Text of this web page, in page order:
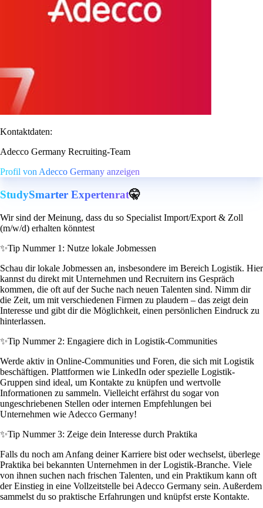
Kontaktdaten:
Adecco Germany Recruiting-Team
Profil von Adecco Germany anzeigen
StudySmarter Expertenrat🤫
Wir sind der Meinung, dass du so Specialist Import/Export & Zoll
(m/w/d) erhalten könntest
✨Tip Nummer 1: Nutze lokale Jobmessen
Schau dir lokale Jobmessen an, insbesondere im Bereich Logistik. Hier
kannst du direkt mit Unternehmen und Recruitern ins Gespräch
kommen, die oft auf der Suche nach neuen Talenten sind. Nimm dir
die Zeit, um mit verschiedenen Firmen zu plaudern – das zeigt dein
Interesse und gibt dir die Möglichkeit, einen persönlichen Eindruck zu
hinterlassen.
✨Tip Nummer 2: Engagiere dich in Logistik-Communities
Werde aktiv in Online-Communities und Foren, die sich mit Logistik
beschäftigen. Plattformen wie LinkedIn oder spezielle Logistik-
Gruppen sind ideal, um Kontakte zu knüpfen und wertvolle
Informationen zu sammeln. Vielleicht erfährst du sogar von
ungeschriebenen Stellen oder internen Empfehlungen bei
Unternehmen wie Adecco Germany!
✨Tip Nummer 3: Zeige dein Interesse durch Praktika
Falls du noch am Anfang deiner Karriere bist oder wechselst, überlege
Praktika bei bekannten Unternehmen in der Logistik-Branche. Viele
von ihnen suchen nach frischen Talenten, und ein Praktikum kann oft
der Einstieg in eine Vollzeitstelle bei Adecco Germany sein. Außerdem
sammelst du so praktische Erfahrungen und knüpfst erste Kontakte.